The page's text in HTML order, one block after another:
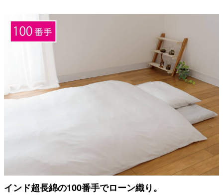
インド超長綿の100番手でローン織り。